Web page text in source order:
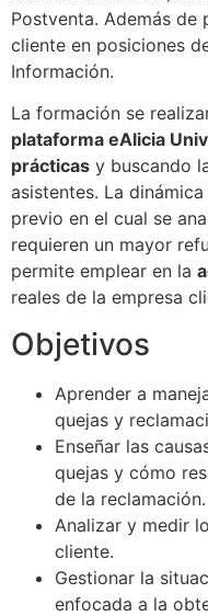
Postventa. Además de
cliente en posiciones
Información.
La formación se
plataforma eAlicia
prácticas y buscando
asistentes. La
previo en el cual se
requieren un mayor
permite emplear en la
reales de la empresa
Objetivos
Aprender a
quejas y
Enseñar las
quejas y cómo
de la reclamación.
Analizar y medir
cliente.
Gestionar la
enfocada a la